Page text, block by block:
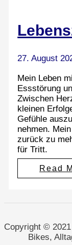
27. August
Mein Leben
Essstörung
Zwischen
kleinen
Gefühle
nehmen.
zurück zu
für Tritt.
Read
Copyright ©
Bikes,